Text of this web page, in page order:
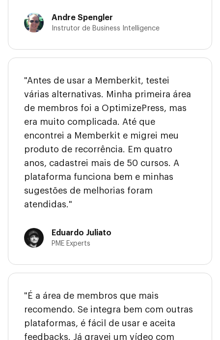
Andre Spengler
Instrutor de Business Intelligence
"Antes de usar a Memberkit, testei
várias alternativas. Minha primeira área
de membros foi a OptimizePress, mas
era muito complicada. Até que
encontrei a Memberkit e migrei meu
produto de recorrência. Em quatro
anos, cadastrei mais de 50 cursos. A
plataforma funciona bem e minhas
sugestões de melhorias foram
atendidas."
Eduardo Juliato
PME Experts
"É a área de membros que mais
recomendo. Se integra bem com outras
plataformas, é fácil de usar e aceita
feedbacks. Já gravei um vídeo com